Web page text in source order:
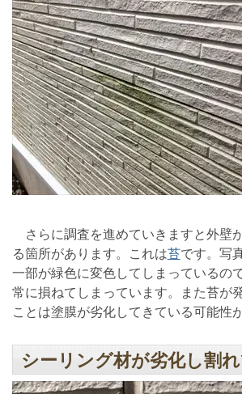
さらに調査を進めていきますと外壁
る箇所があります。これは苔です。写
一部が緑色に変色してしまっているの
常に損ねてしまっています。また苔が
ことは塗膜が劣化してきている可能性
シーリング材が劣化し割